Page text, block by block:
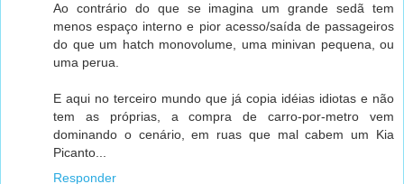
Ao contrário do que se imagina um grande sedã tem
menos espaço interno e pior acesso/saída de passageiros
do que um hatch monovolume, uma minivan pequena, ou
uma perua.
E aqui no terceiro mundo que já copia idéias idiotas e não
tem as próprias, a compra de carro-por-metro vem
dominando o cenário, em ruas que mal cabem um Kia
Picanto...
Responder